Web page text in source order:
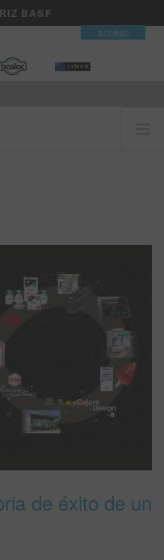
BASF
acceso
de éxito de un